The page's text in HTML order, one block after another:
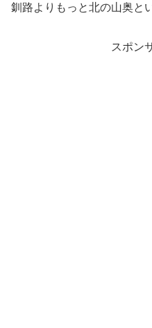
釧路よりもっと北の山奥と
スポン